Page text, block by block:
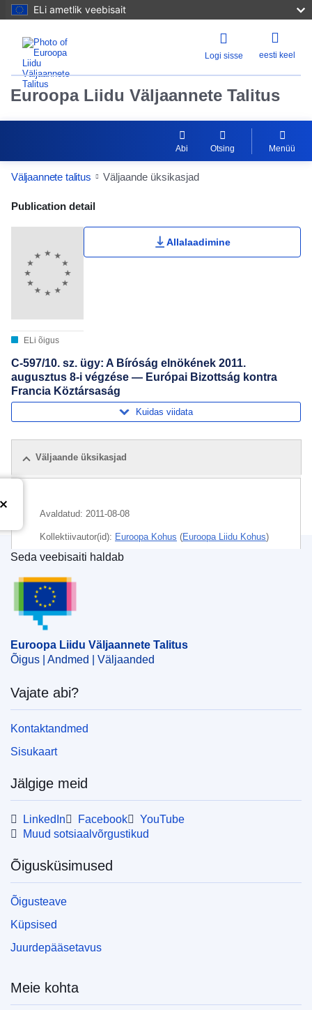
ELi ametlik veebisait
Logi sisse eesti keel
Euroopa Liidu Väljaannete Talitus
Abi Otsing Menüü
Väljaannete talitus Väljaande üksikasjad
Publication Detail Actions Portlet
Publication detail
ELi õigus
Allalaadimine
C-597/10. sz. ügy: A Bíróság elnökének 2011.
augusztus 8-i végzése — Európai Bizottság kontra
Francia Köztársaság
Kuidas viidata
Väljaande üksikasjad
Avaldatud: 2011-08-08
Kollektiivautor(id): Euroopa Kohus (Euroopa Liidu Kohus)
keskkonnaohu ennetamine
CELEX : 62010CB0597
OJ : JOC_2011_340_R_0014_02
Euroopa Liidu Väljaannete Talitus
Seda veebisaiti haldab
Euroopa Liidu Väljaannete Talitus
Õigus | Andmed | Väljaanded
Vajate abi?
Kontaktandmed
Sisukaart
Jälgige meid
LinkedIn Facebook
YouTube
Muud sotsiaalvõrgustikud
Õigusküsimused
Õigusteave
Küpsised
Juurdepääsetavus
Meie kohta